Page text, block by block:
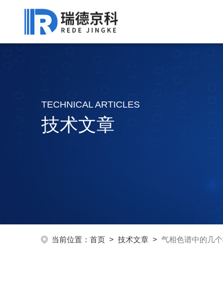
TECHNICAL ARTICLES
技术文章
当前位置：首页 >技术文章 >气相色谱中的几